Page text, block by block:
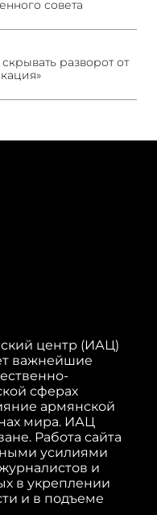
совета
разворот от
центр (ИАЦ)
важнейшие
сферах
армянской
мира. ИАЦ
Работа сайта
усилиями
и
в укреплении
и в подъеме